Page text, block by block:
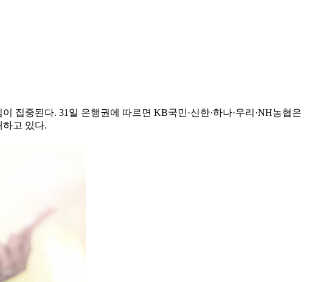
집중된다. 31일 은행권에 따르면 KB국민·신한·하나·우리·NH농협은
고 있다.